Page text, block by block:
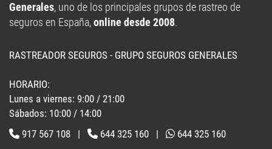
Generales, uno de los principales grupos de rastreo de
seguros en España,online desde 2008.
RASTREADOR SEGUROS - GRUPO SEGUROS GENERALES
HORARIO:
Lunes a viernes: 9:00 / 21:00
Sábados: 10:00 / 14:00
917 567 108 | 644 325 160 | 644 325 160